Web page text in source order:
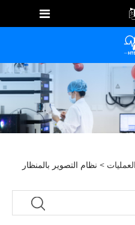
> نظام التصوير بالمنظار